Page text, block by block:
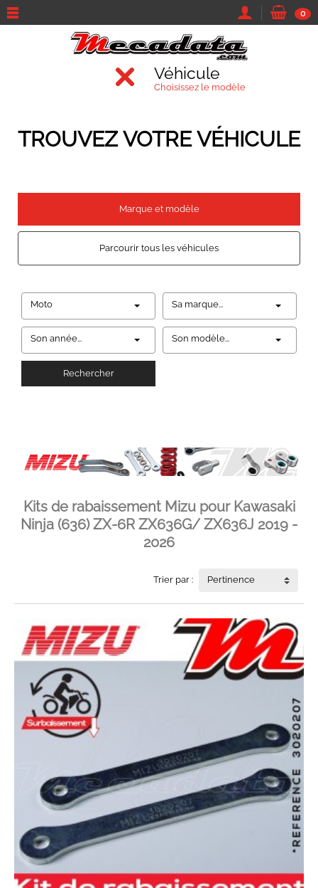
0
Véhicule
Choisissez le modèle
TROUVEZ VOTRE VÉHICULE
Marque et modèle
Parcourir tous les véhicules
Moto Sa marque...
Son année... Son modèle...
Rechercher
Kits de rabaissement Mizu pour Kawasaki
Ninja (636) ZX-6R ZX636G/ ZX636J 2019 -
2026
Trier par : Pertinence